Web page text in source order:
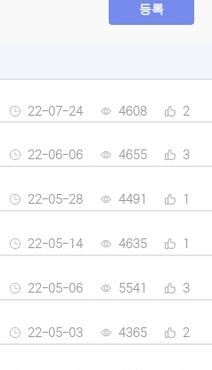
등록
22-07-24 4608 2
22-06-06 4655 3
22-05-28 4491 1
22-05-14 4635 1
22-05-06 5541 3
22-05-03 4365 2